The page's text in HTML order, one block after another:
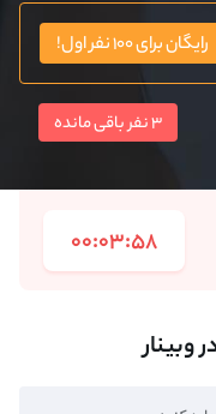
رایگان برای ۱۰۰ نفر اول!
3 نفر باقی مانده
00:03:58
وبینار